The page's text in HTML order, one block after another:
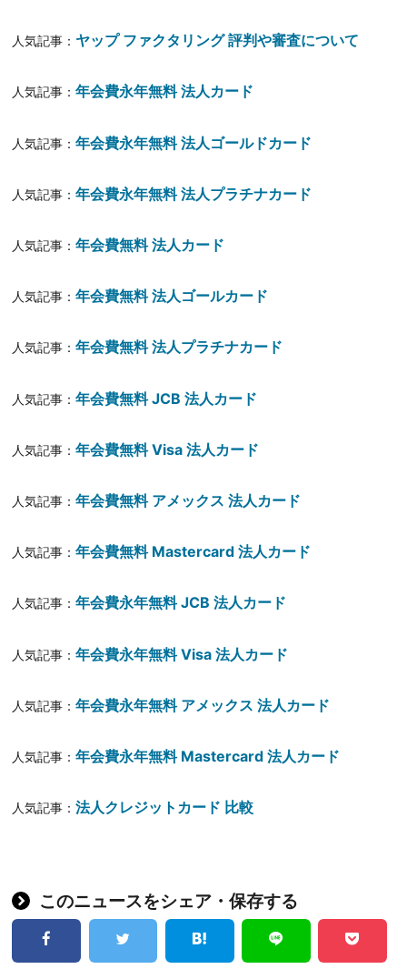
人気記事： ヤップ ファクタリング 評判や審査について
人気記事：年会費永年無料 法人カード
人気記事：年会費永年無料 法人ゴールドカード
人気記事：年会費永年無料 法人プラチナカード
人気記事：年会費無料 法人カード
人気記事：年会費無料 法人ゴールカード
人気記事：年会費無料 法人プラチナカード
人気記事：年会費無料 JCB 法人カード
人気記事：年会費無料 Visa 法人カード
人気記事：年会費無料 アメックス 法人カード
人気記事：年会費無料 Mastercard 法人カード
人気記事：年会費永年無料 JCB 法人カード
人気記事：年会費永年無料 Visa 法人カード
人気記事：年会費永年無料 アメックス 法人カード
人気記事：年会費永年無料 Mastercard 法人カード
人気記事：法人クレジットカード 比較
このニュースをシェア・保存する